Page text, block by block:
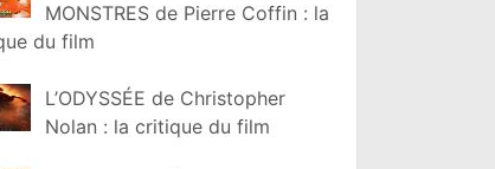
MONSTRES de Pierre Coffin : la
du film
L’ODYSSÉE de Christopher
Nolan : la critique du film